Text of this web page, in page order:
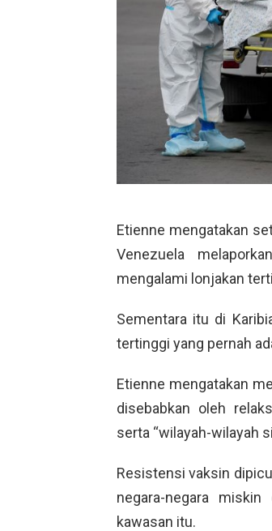
Etienne mengatakan
Venezuela
mengalami lonjakan
Sementara itu di
tertinggi yang pernah
Etienne mengatakan
disebabkan oleh
serta “wilayah-wilayah
Resistensi vaksin
negara-negara
kawasan itu.